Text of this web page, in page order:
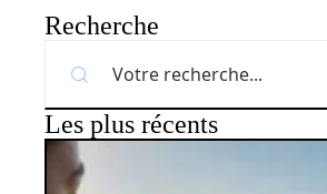
Recherche
Les plus récents